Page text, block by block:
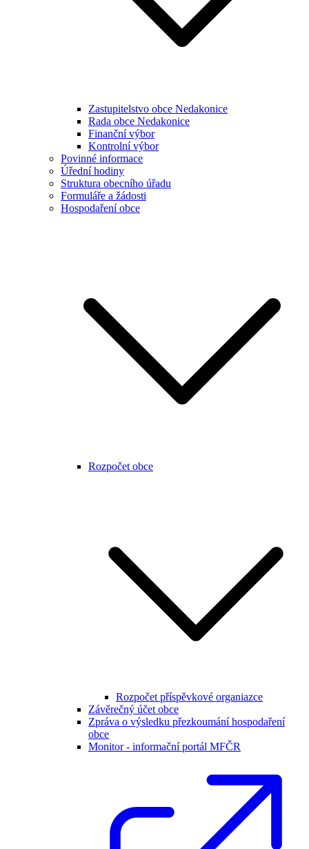
Zastupitelstvo obce Nedakonice
Rada obce Nedakonice
Finanční výbor
Kontrolní výbor
Povinné informace
Úřední hodiny
Struktura obecního úřadu
Formuláře a žádosti
Hospodaření obce
Rozpočet obce
Rozpočet příspěvkové organiazce
Závěrečný účet obce
Zpráva o výsledku přezkoumání hospodaření
obce
Monitor - informační portál MFČR